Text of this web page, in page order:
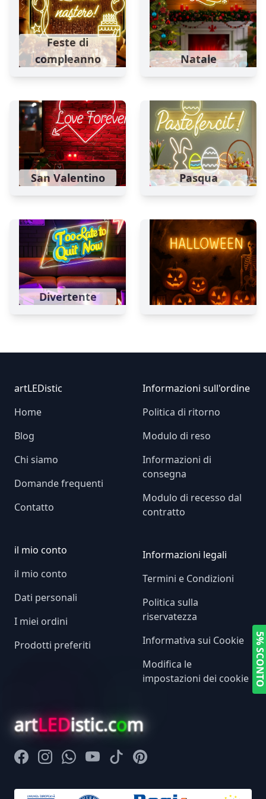
Feste di
compleanno
Natale
San Valentino Pasqua
Divertente
5% SCONTO
Footer
artLEDistic
Home
Blog
Chi siamo
Domande frequenti
Contatto
il mio conto
il mio conto
Dati personali
I miei ordini
Prodotti preferiti
Informazioni sull'ordine
Politica di ritorno
Modulo di reso
Informazioni di
consegna
Modulo di recesso dal
contratto
Informazioni legali
Termini e Condizioni
Politica sulla
riservatezza
Informativa sui Cookie
Modifica le
impostazioni dei cookie
artLEDistic.com
FacebookInstagramWhatsappYoutubeTiktokPinterest